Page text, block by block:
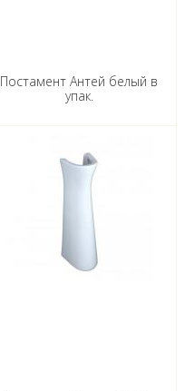
Постамент Антей белый в
упак.